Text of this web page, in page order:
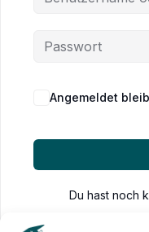
Alternative:
Angemeldet
Du hast noch